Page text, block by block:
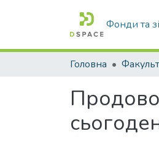
Фонди та
Головна